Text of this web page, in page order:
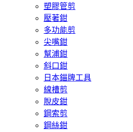
塑膠管剪
壓著鉗
多功能剪
尖嘴鉗
幫浦鉗
斜口鉗
日本錨牌工具
線槽剪
脫皮鉗
鋼索剪
鋼絲鉗